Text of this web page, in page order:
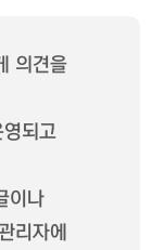
의견을
되고
이나
리자에